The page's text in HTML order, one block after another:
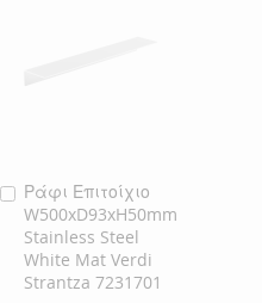
Ράφι Επιτοίχιο
W500xD93xH50mm
Stainless Steel
White Mat Verdi
Strantza 7231701
Προσθήκη
στο
Καλάθι